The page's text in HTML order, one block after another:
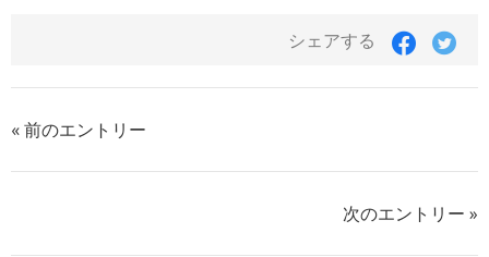
シェアする
« 前のエントリー
次のエントリー »